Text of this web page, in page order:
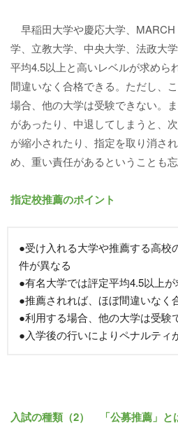
早稲田大学や慶応大学、
学、立教大学、中央大学、法政大
平均4.5以上と高いレベルが求めら
間違いなく合格できる。ただし、
場合、他の大学は受験できない。
があったり、中退してしまうと、
が縮小されたり、指定を取り消さ
め、重い責任があるということも忘
指定校推薦のポイント
●受け入れる大学や推薦する高校
件が異なる
●有名大学では評定平均4.5以上が
●推薦されれば、ほぼ間違いなく
●利用する場合、他の大学は受験
●入学後の行いによりペナルティ
入試の種類（2） 「公募推薦」と